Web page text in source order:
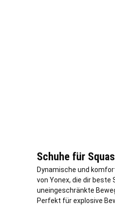
Schuhe für
Dynamische und
von Yonex, die dir beste
uneingeschränkte
Perfekt für explosive